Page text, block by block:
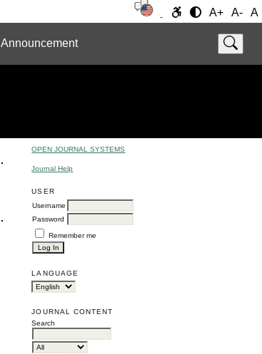
A+ A- A
Announcement
OPEN JOURNAL SYSTEMS
Journal Help
USER
Username
Password
Remember me
LANGUAGE
JOURNAL CONTENT
Search